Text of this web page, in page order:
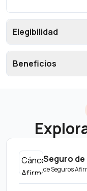
Elegibilidad
Beneficios
Seguro de
deSeguros